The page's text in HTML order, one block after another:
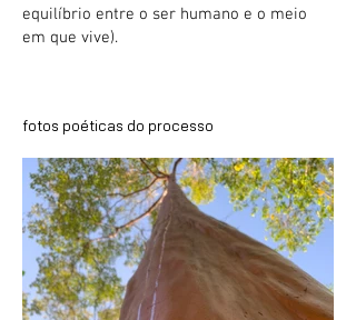
equilíbrio entre o ser humano e o meio
em que vive).
fotos poéticas do processo